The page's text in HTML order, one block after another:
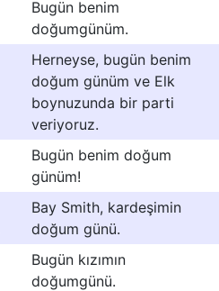
Bugün benim
doğumgünüm.
Herneyse, bugün benim
doğum günüm ve Elk
boynuzunda bir parti
veriyoruz.
Bugün benim doğum
günüm!
Bay Smith, kardeşimin
doğum günü.
Bugün kızımın
doğumgünü.